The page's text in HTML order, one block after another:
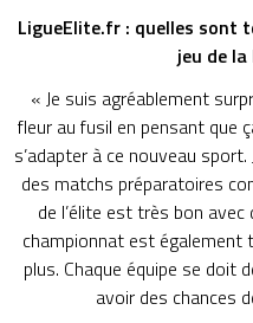
LigueElite.fr : quelles sont
jeu de la
« Je suis agréablement
fleur au fusil en pensant que
s’adapter à ce nouveau
des matchs préparatoires
de l’élite est très bon
championnat est également
plus. Chaque équipe se doit
avoir des chances